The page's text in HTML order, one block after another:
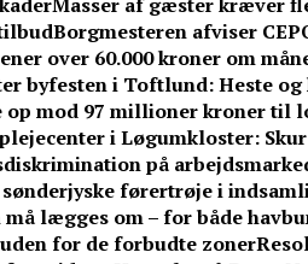
Borgmesteren afviser
over 60.000 kroner om
byfesten i Toftlund: Heste og
op mod 97 millioner kroner til
i Løgumkloster:
på
førertrøje i
må lægges om – for både
for de forbudte zoner